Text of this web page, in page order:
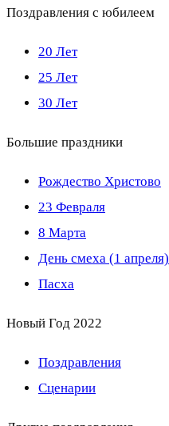
Поздравления с юбилеем
20 Лет
25 Лет
30 Лет
Большие праздники
Рождество Христово
23 Февраля
8 Марта
День смеха (1 апреля)
Пасха
Новый Год 2022
Поздравления
Сценарии